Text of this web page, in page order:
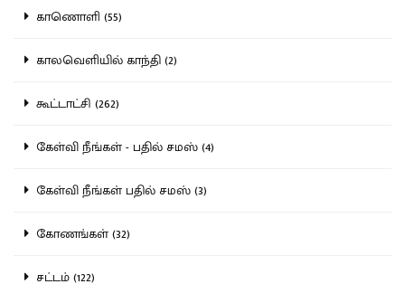
காணொளி (55)
காலவெளியில் காந்தி (2)
கூட்டாட்சி (262)
கேள்வி நீங்கள் - பதில் சமஸ் (4)
கேள்வி நீங்கள் பதில் சமஸ் (3)
கோணங்கள் (32)
சட்டம் (122)